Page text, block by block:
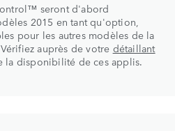
seront d'abord
2015 en tant qu'option,
pour les autres modèles de la
auprès de votre détaillant
la disponibilité de ces applis.